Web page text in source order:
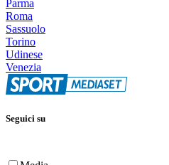
Parma
Roma
Sassuolo
Torino
Udinese
Venezia
Seguici su